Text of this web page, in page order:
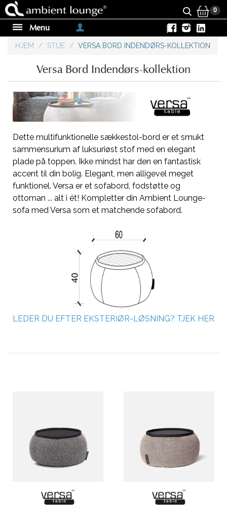
0
Menu
HJEM / STUE / VERSA BORD INDENDØRS-KOLLEKTION
Versa Bord Indendørs-kollektion
Dette multifunktionelle sækkestol-bord er et smukt
sammensurium af luksuriøst stof med en elegant
plade på toppen. Ikke mindst har den en fantastisk
accent til din bolig. Elegant, men alligevel meget
funktionel. Versa er et sofabord, fodstøtte og
ottoman ... alt i ét! Kompletter din Ambient Lounge-
sofa med Versa som et matchende sofabord.
LEDER DU EFTER EKSTERIØR-LØSNING? TJEK HER